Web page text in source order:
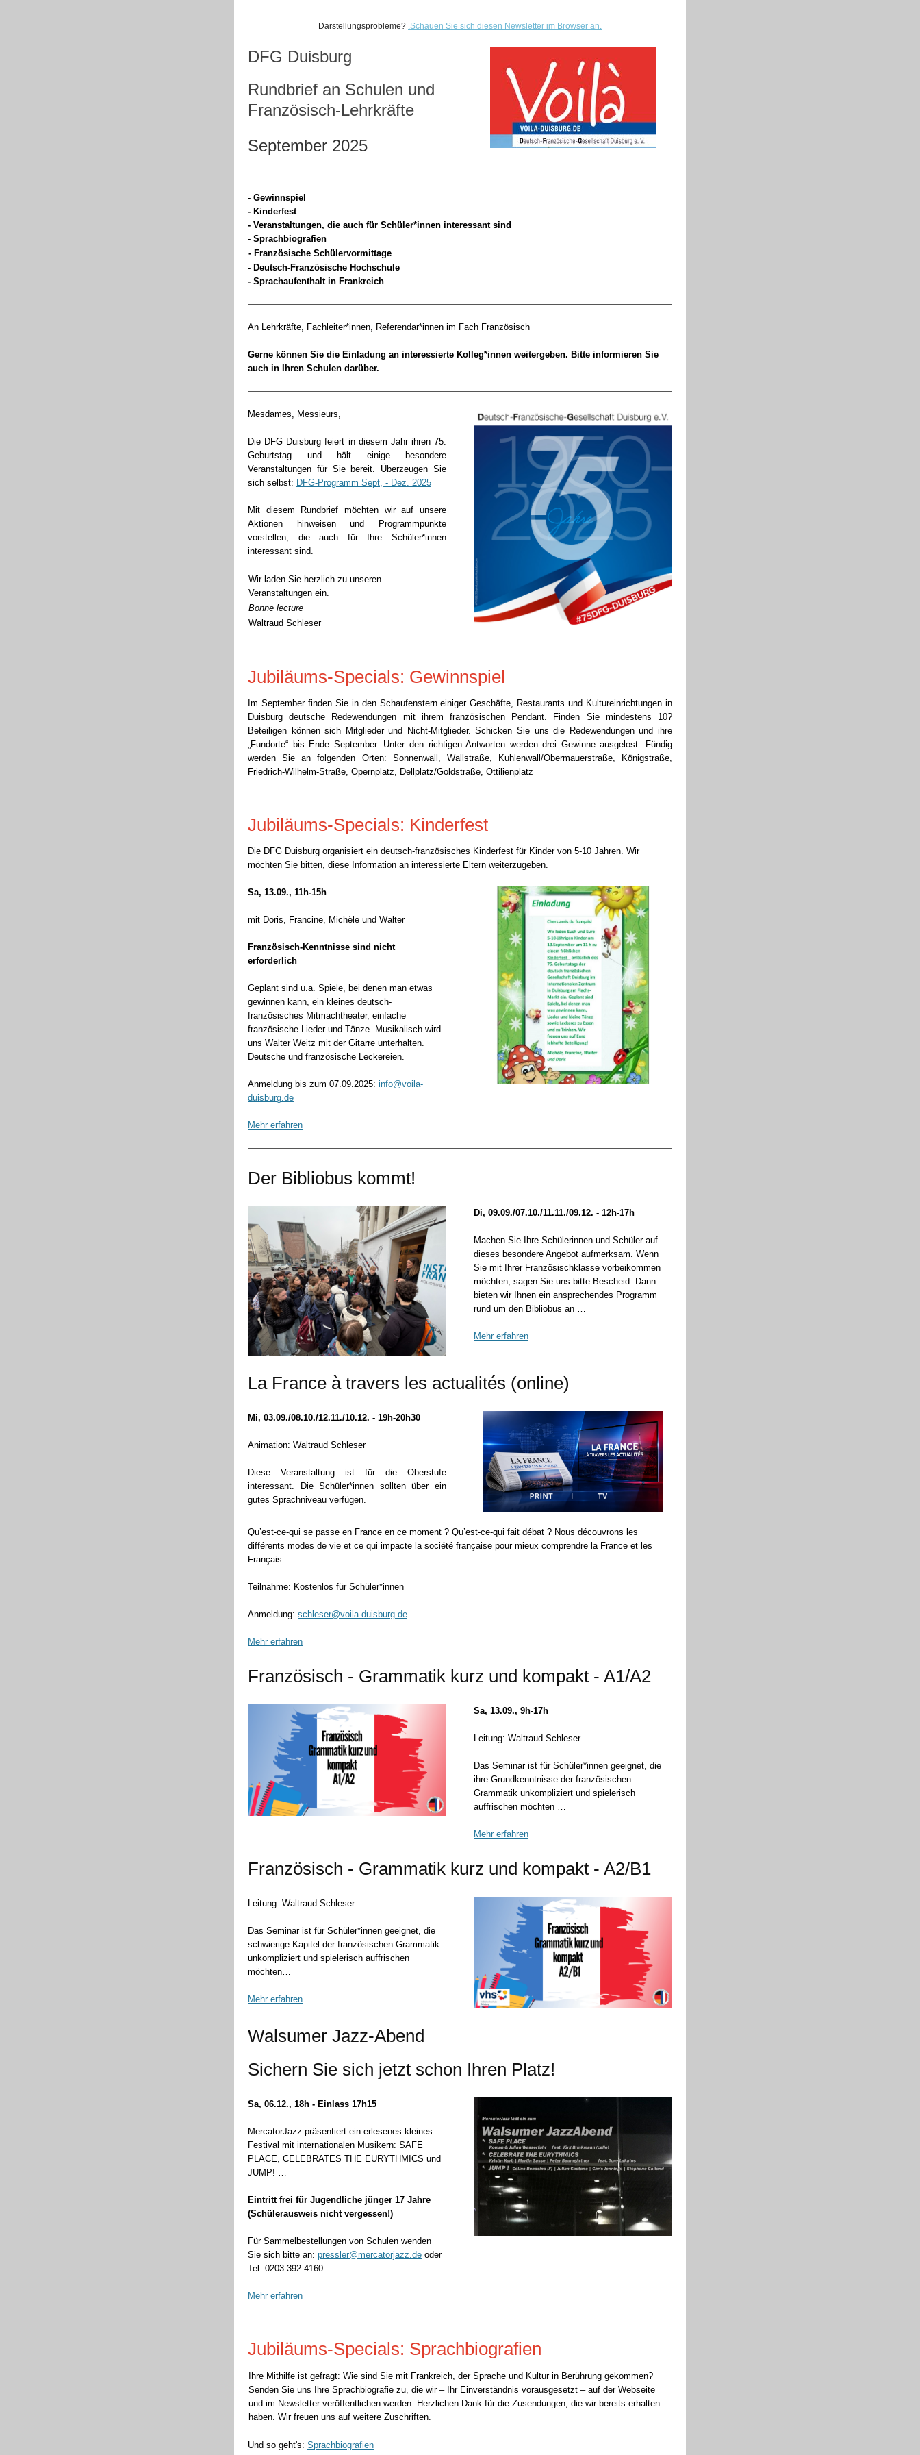
Darstellungsprobleme? .Schauen Sie sich diesen Newsletter im Browser an.
DFG Duisburg
Rundbrief an Schulen und
Französisch-Lehrkräfte
September 2025
- Gewinnspiel
- Kinderfest
- Veranstaltungen, die auch für Schüler*innen interessant sind
- Sprachbiografien
- Französische Schülervormittage
- Deutsch-Französische Hochschule
- Sprachaufenthalt in Frankreich
An Lehrkräfte, Fachleiter*innen, Referendar*innen im Fach Französisch
Gerne können Sie die Einladung an interessierte Kolleg*innen weitergeben. Bitte informieren Sie
auch in Ihren Schulen darüber.
Mesdames, Messieurs,
Die DFG Duisburg feiert in diesem Jahr ihren 75.
Geburtstag und hält einige besondere
Veranstaltungen für Sie bereit. Überzeugen Sie
sich selbst: DFG-Programm Sept, - Dez. 2025
Mit diesem Rundbrief möchten wir auf unsere
Aktionen hinweisen und Programmpunkte
vorstellen, die auch für Ihre Schüler*innen
interessant sind.
Wir laden Sie herzlich zu unseren
Veranstaltungen ein.
Bonne lecture
Waltraud Schleser
Jubiläums-Specials: Gewinnspiel
Im September finden Sie in den Schaufenstern einiger Geschäfte, Restaurants und Kultureinrichtungen in
Duisburg deutsche Redewendungen mit ihrem französischen Pendant. Finden Sie mindestens 10?
Beteiligen können sich Mitglieder und Nicht-Mitglieder. Schicken Sie uns die Redewendungen und ihre
„Fundorte“ bis Ende September. Unter den richtigen Antworten werden drei Gewinne ausgelost. Fündig
werden Sie an folgenden Orten: Sonnenwall, Wallstraße, Kuhlenwall/Obermauerstraße, Königstraße,
Friedrich-Wilhelm-Straße, Opernplatz, Dellplatz/Goldstraße, Ottilienplatz
Jubiläums-Specials: Kinderfest
Die DFG Duisburg organisiert ein deutsch-französisches Kinderfest für Kinder von 5-10 Jahren. Wir
möchten Sie bitten, diese Information an interessierte Eltern weiterzugeben.
Sa, 13.09., 11h-15h
mit Doris, Francine, Michèle und Walter
Französisch-Kenntnisse sind nicht
erforderlich
Geplant sind u.a. Spiele, bei denen man etwas
gewinnen kann, ein kleines deutsch-
französisches Mitmachtheater, einfache
französische Lieder und Tänze. Musikalisch wird
uns Walter Weitz mit der Gitarre unterhalten.
Deutsche und französische Leckereien.
Anmeldung bis zum 07.09.2025: info@voila-
duisburg.de
Mehr erfahren
Der Bibliobus kommt!
Di, 09.09./07.10./11.11./09.12. - 12h-17h
Machen Sie Ihre Schülerinnen und Schüler auf
dieses besondere Angebot aufmerksam. Wenn
Sie mit Ihrer Französischklasse vorbeikommen
möchten, sagen Sie uns bitte Bescheid. Dann
bieten wir Ihnen ein ansprechendes Programm
rund um den Bibliobus an …
Mehr erfahren
La France à travers les actualités (online)
Mi, 03.09./08.10./12.11./10.12. - 19h-20h30
Animation: Waltraud Schleser
Diese Veranstaltung ist für die Oberstufe
interessant. Die Schüler*innen sollten über ein
gutes Sprachniveau verfügen.
Qu’est-ce-qui se passe en France en ce moment ? Qu’est-ce-qui fait débat ? Nous découvrons les
différents modes de vie et ce qui impacte la société française pour mieux comprendre la France et les
Français.
Teilnahme: Kostenlos für Schüler*innen
Anmeldung: schleser@voila-duisburg.de
Mehr erfahren
Französisch - Grammatik kurz und kompakt - A1/A2
Sa, 13.09., 9h-17h
Leitung: Waltraud Schleser
Das Seminar ist für Schüler*innen geeignet, die
ihre Grundkenntnisse der französischen
Grammatik unkompliziert und spielerisch
auffrischen möchten …
Mehr erfahren
Französisch - Grammatik kurz und kompakt - A2/B1
Leitung: Waltraud Schleser
Das Seminar ist für Schüler*innen geeignet, die
schwierige Kapitel der französischen Grammatik
unkompliziert und spielerisch auffrischen
möchten…
Mehr erfahren
Walsumer Jazz-Abend
Sichern Sie sich jetzt schon Ihren Platz!
Sa, 06.12., 18h - Einlass 17h15
MercatorJazz präsentiert ein erlesenes kleines
Festival mit internationalen Musikern: SAFE
PLACE, CELEBRATES THE EURYTHMICS und
JUMP! …
Eintritt frei für Jugendliche jünger 17 Jahre
(Schülerausweis nicht vergessen!)
Für Sammelbestellungen von Schulen wenden
Sie sich bitte an: pressler@mercatorjazz.de oder
Tel. 0203 392 4160
Mehr erfahren
Jubiläums-Specials: Sprachbiografien
Ihre Mithilfe ist gefragt: Wie sind Sie mit Frankreich, der Sprache und Kultur in Berührung gekommen?
Senden Sie uns Ihre Sprachbiografie zu, die wir – Ihr Einverständnis vorausgesetzt – auf der Webseite
und im Newsletter veröffentlichen werden.
Herzlichen Dank für die Zusendungen, die wir bereits erhalten
haben. Wir freuen uns auf weitere Zuschriften.
Und so geht's: Sprachbiografien